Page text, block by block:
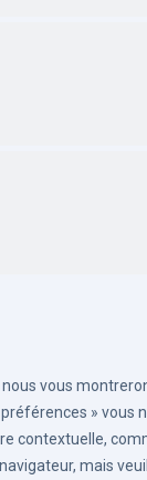
vous
»
contextuelle,
mais